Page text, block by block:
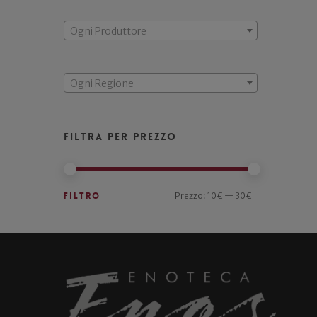
Ogni Produttore
Ogni Regione
Filtra per prezzo
Filtro Prezzo: 10€ — 30€